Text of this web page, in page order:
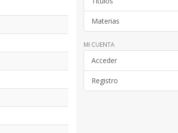
Materias
MI CUENTA
Acceder
Registro